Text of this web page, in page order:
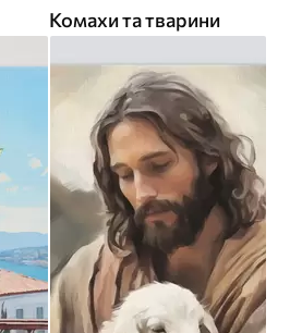
Комахи та тварини